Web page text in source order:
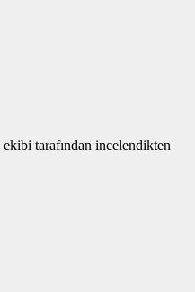
ekibi tarafından incelendikten